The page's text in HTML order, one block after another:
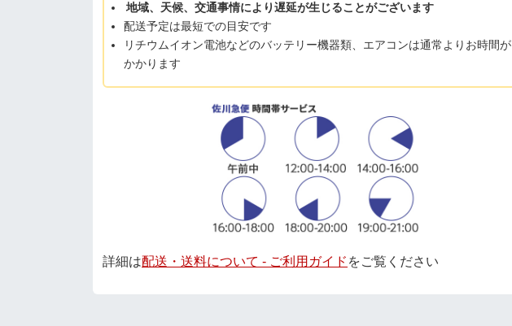
地域、天候、交通事情により遅延が生じることがございます
配送予定は最短での目安です
リチウムイオン電池などのバッテリー機器類、エアコンは通常よりお時間が
かかります
詳細は配送・送料について - ご利用ガイド をご覧ください